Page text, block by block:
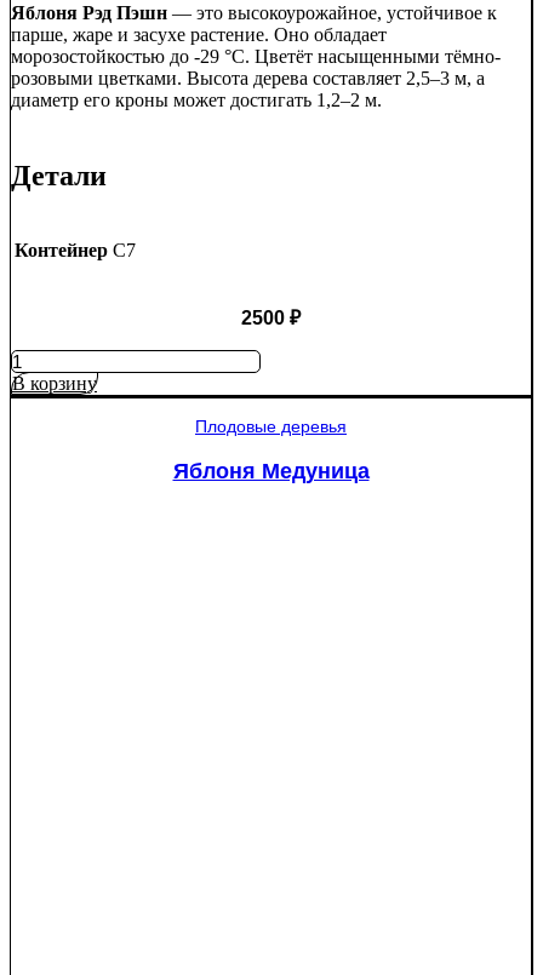
Яблоня Рэд Пэшн — это высокоурожайное, устойчивое к
парше, жаре и засухе растение. Оно обладает
морозостойкостью до -29 °C. Цветёт насыщенными тёмно-
розовыми цветками. Высота дерева составляет 2,5–3 м, а
диаметр его кроны может достигать 1,2–2 м.
Детали
Контейнер C7
2500 ₽
Количество
товара
Яблоня
В корзину
Плодовые деревья
Яблоня Медуница